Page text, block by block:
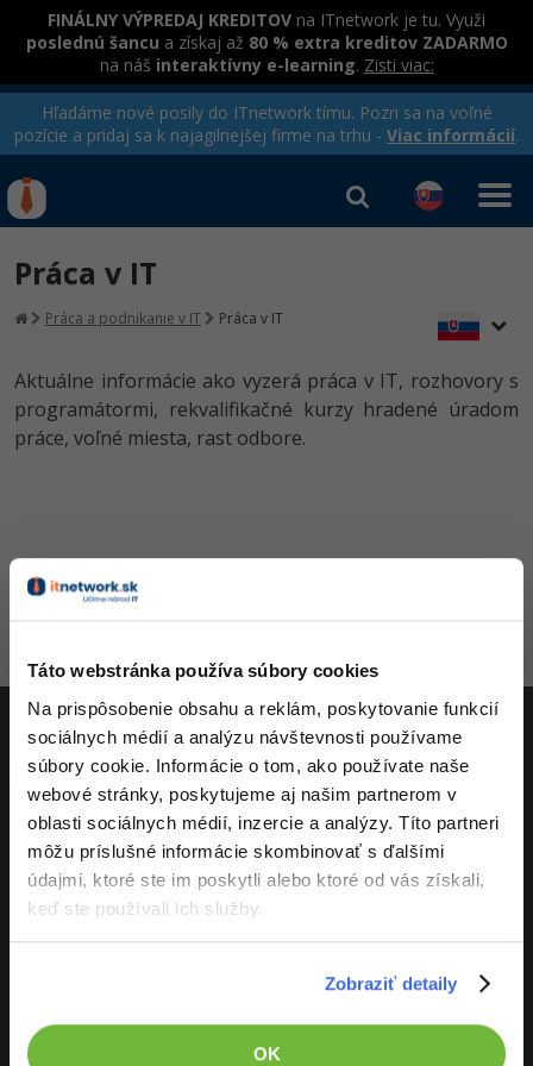
Táto webstránka používa súbory cookies
Na prispôsobenie obsahu a reklám, poskytovanie funkcií
sociálnych médií a analýzu návštevnosti používame
súbory cookie. Informácie o tom, ako používate naše
webové stránky, poskytujeme aj našim partnerom v
oblasti sociálnych médií, inzercie a analýzy. Títo partneri
môžu príslušné informácie skombinovať s ďalšími
údajmi, ktoré ste im poskytli alebo ktoré od vás získali,
keď ste používali ich služby.
Zobraziť detaily
OK
FINÁLNY VÝPREDAJ KREDITOV na ITnetwork je tu. Využi
poslednú šancu a získaj až 80 % extra kreditov ZADARMO
na náš interaktívny e-learning. Zisti viac:
Hľadáme nové posily do ITnetwork tímu. Pozri sa na voľné
pozície a pridaj sa k najagilnejšej firme na trhu - Viac informácií.
hradené úradom práce
Ako začať?
Java -80%
Python -80%
JavaScript
PHP -80%
C++ -80%
Swift -80%
Kotlin -80%
Céčko -80%
Kurzy e-commerce
SEO -30%
UX
Business
Copywriting -30%
MS Office -80%
Google Dokumenty
-80%
Adobe Illustrator -80%
Adobe Lightroom -30%
Adobe XD -15%
Adobe InDesign -25%
Adobe After Effects
Blender -80%
Fotografovanie
Blog
Médiá
Prihlásiť sa | Registrovať
Práca v IT
Práca a podnikanie v IT Práca v IT
Aktuálne informácie ako vyzerá práca v IT, rozhovory s
programátormi, rekvalifikačné kurzy hradené úradom
práce, voľné miesta, rast odbore.
ITnetwork.sk
Učíme národ IT
O projekte